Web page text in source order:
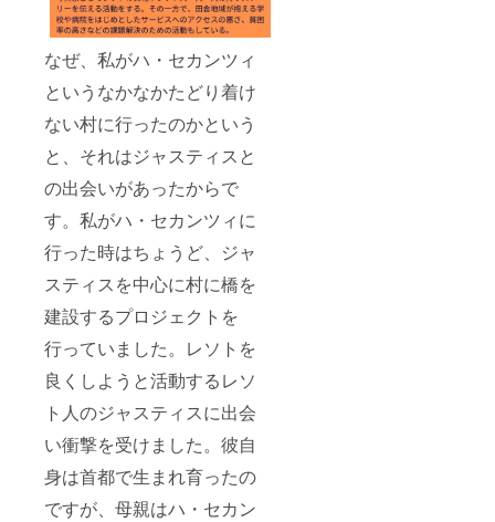
なぜ、私がハ・セカンツィ
というなかなかたどり着け
ない村に行ったのかという
と、それはジャスティスと
の出会いがあったからで
す。私がハ・セカンツィに
行った時はちょうど、ジャ
スティスを中心に村に橋を
建設するプロジェクトを
行っていました。レソトを
良くしようと活動するレソ
ト人のジャスティスに出会
い衝撃を受けました。彼自
身は首都で生まれ育ったの
ですが、母親はハ・セカン